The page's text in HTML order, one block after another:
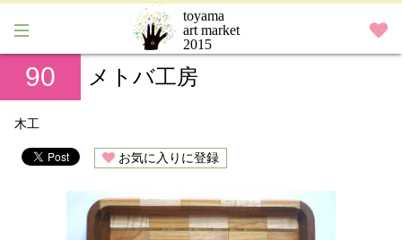
toyama
art market
2015
90 メトバ工房
木工
お気に入りに登録